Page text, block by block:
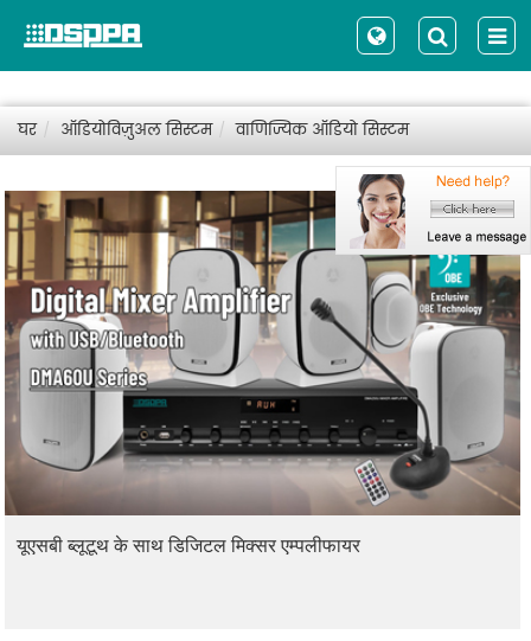
घर ऑडियोविज़ुअल सिस्टम वाणिज्यिक ऑडियो सिस्टम
यूएसबी ब्लूटूथ के साथ डिजिटल मिक्सर एम्पलीफायर